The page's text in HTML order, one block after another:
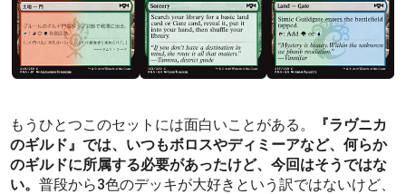
もうひとつこのセットには面白いことがある。
『ラヴニカ
のギルド』では、いつもボロスやディミーアなど、何らか
のギルドに所属する必要があったけど、今回はそうではな
い。普段から3色のデッキが大好きという訳ではないけど、